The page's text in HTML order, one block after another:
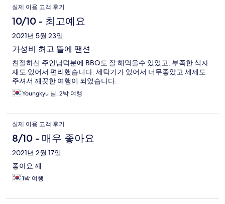
실제 이용 고객 후기
10/10 - 최고예요
2021년 5월 23일
가성비 최고 뜰에 팬션
친절하신 주인님덕분에 BBQ도 잘 해먹을수 있었고, 부족한 식자
재도 있어서 편리했습니다. 세탁기가 있어서 너무좋았고 세제도
주셔서 깨끗한 여행이 되었습니다.
Youngkyu 님, 2박 여행
실제 이용 고객 후기
8/10 - 매우 좋아요
2021년 2월 17일
좋아요 깨
1박 여행